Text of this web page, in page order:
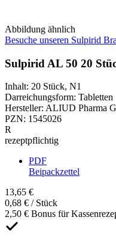
Abbildung ähnlich
Besuche unseren Sulpirid
Sulpirid AL 50 20
Inhalt: 20 Stück, N1
Darreichungsform: Tabletten
Hersteller: ALIUD Pharma
PZN: 1545026
R
rezeptpflichtig
PDF
Beipackzettel
13,65 €
0,68 € / Stück
2,50 € Bonus für